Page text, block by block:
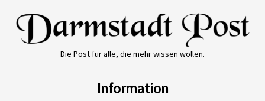
Die Post für alle, die mehr wissen wollen.
Information